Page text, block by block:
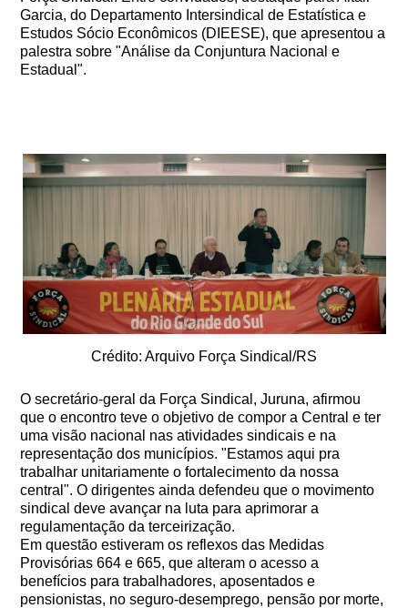
Garcia, do Departamento Intersindical de Estatística e
Estudos Sócio Econômicos (DIEESE), que apresentou a
palestra sobre "Análise da Conjuntura Nacional e
Estadual".
Crédito: Arquivo Força Sindical/RS
O secretário-geral da Força Sindical, Juruna, afirmou
que o encontro teve o objetivo de compor a Central e ter
uma visão nacional nas atividades sindicais e na
representação dos municípios. "Estamos aqui pra
trabalhar unitariamente o fortalecimento da nossa
central". O dirigentes ainda defendeu que o movimento
sindical deve avançar na luta para aprimorar a
regulamentação da terceirização.
Em questão estiveram os reflexos das Medidas
Provisórias 664 e 665, que alteram o acesso a
benefícios para trabalhadores, aposentados e
pensionistas, no seguro-desemprego, pensão por morte,